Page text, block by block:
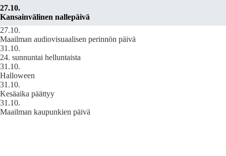
27.10.
Kansainvälinen nallepäivä
27.10.
Maailman audiovisuaalisen perinnön päivä
31.10.
24. sunnuntai helluntaista
31.10.
Halloween
31.10.
Kesäaika päättyy
31.10.
Maailman kaupunkien päivä